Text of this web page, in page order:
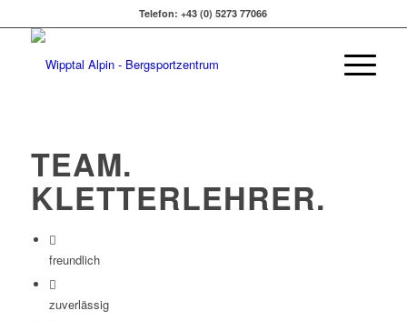
Telefon: +43 (0) 5273 77066
TEAM.
KLETTERLEHRER.
freundlich
zuverlässig